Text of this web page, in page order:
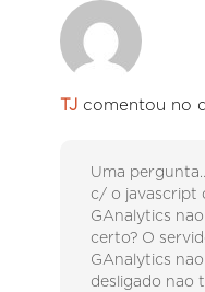
TJ comentou no
Uma
c/ o javascript
GAnalytics
certo? O
GAnalytics
desligado nao